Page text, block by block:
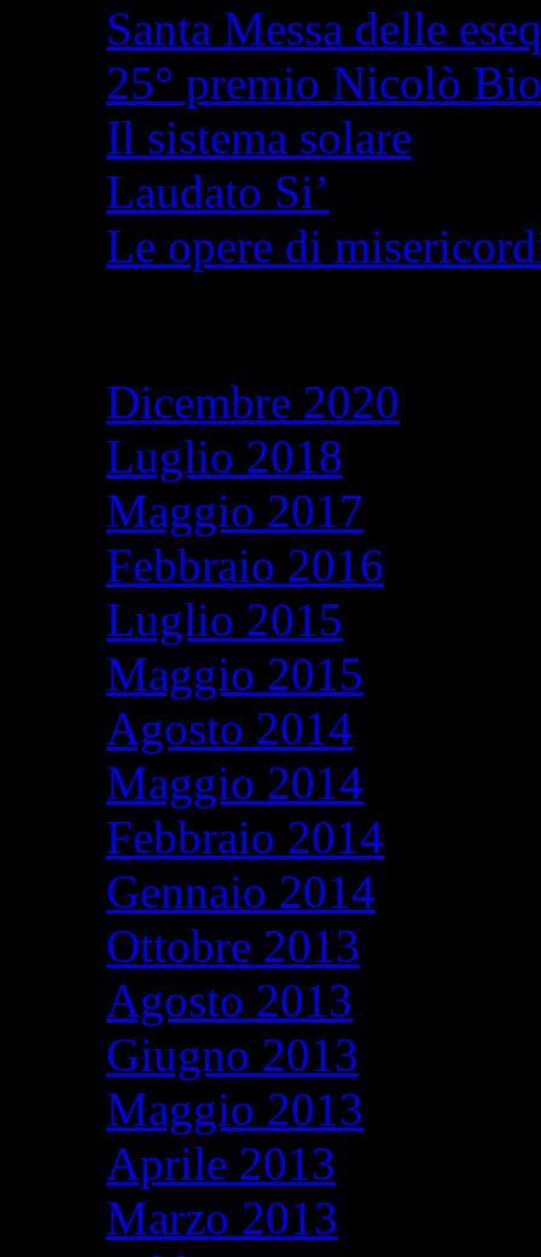
Santa Messa delle
25° premio Nicolò
Il sistema solare
Laudato Si’
Le opere di
Dicembre 2020
Luglio 2018
Maggio 2017
Febbraio 2016
Luglio 2015
Maggio 2015
Agosto 2014
Maggio 2014
Febbraio 2014
Gennaio 2014
Ottobre 2013
Agosto 2013
Giugno 2013
Maggio 2013
Aprile 2013
Marzo 2013